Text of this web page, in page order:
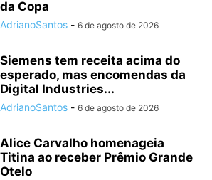
da Copa
AdrianoSantos - 6 de agosto de 2026
Siemens tem receita acima do
esperado, mas encomendas da
Digital Industries...
AdrianoSantos - 6 de agosto de 2026
Alice Carvalho homenageia
Titina ao receber Prêmio Grande
Otelo